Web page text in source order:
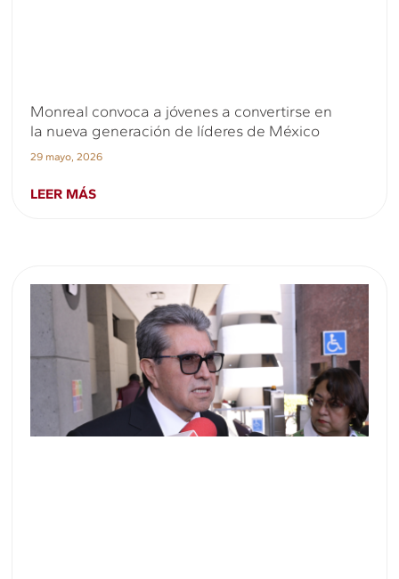
Monreal convoca a jóvenes a convertirse en
la nueva generación de líderes de México
29 mayo, 2026
LEER MÁS